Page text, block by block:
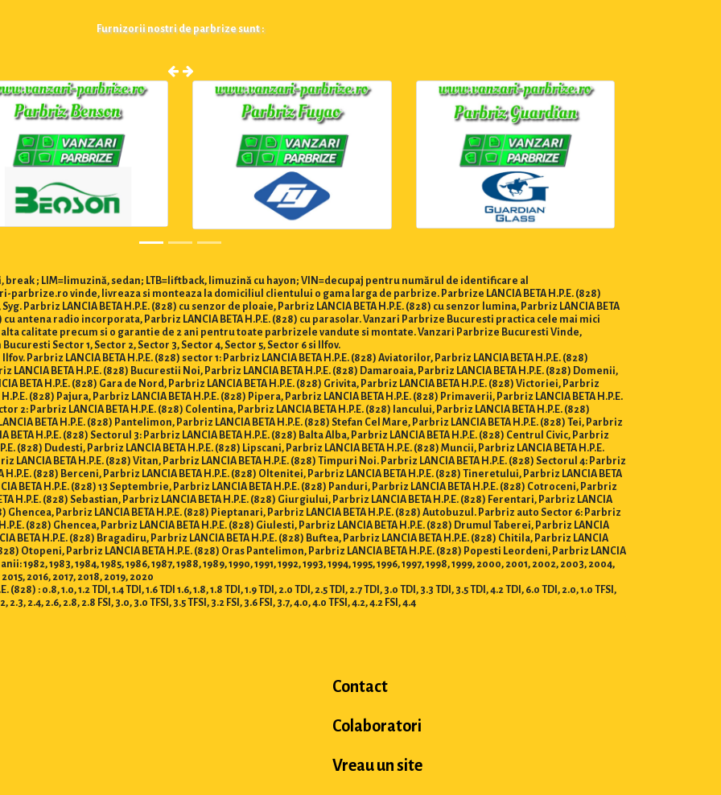
Furnizorii nostri de parbrize sunt :
break ; LIM=limuzină, sedan; LTB=liftback, limuzină cu hayon; VIN=decupaj pentru numărul de identificare al
parbrize.ro vinde, livreaza si monteaza la domiciliul clientului o gama larga de parbrize. Parbrize LANCIA BETA H.P.E. (828)
Parbriz LANCIA BETA H.P.E. (828) cu senzor de ploaie, Parbriz LANCIA BETA H.P.E. (828) cu senzor lumina, Parbriz LANCIA BETA
cu antena radio incorporata, Parbriz LANCIA BETA H.P.E. (828) cu parasolar. Vanzari Parbrize Bucuresti practica cele mai mici
calitate precum si o garantie de 2 ani pentru toate parbrizele vandute si montate. Vanzari Parbrize Bucuresti Vinde,
Sector 1, Sector 2, Sector 3, Sector 4, Sector 5, Sector 6 si Ilfov.
LANCIA BETA H.P.E. (828) sector 1: Parbriz LANCIA BETA H.P.E. (828) Aviatorilor, Parbriz LANCIA BETA H.P.E. (828)
LANCIA BETA H.P.E. (828) Bucurestii Noi, Parbriz LANCIA BETA H.P.E. (828) Damaroaia, Parbriz LANCIA BETA H.P.E. (828) Domenii,
BETA H.P.E. (828) Gara de Nord, Parbriz LANCIA BETA H.P.E. (828) Grivita, Parbriz LANCIA BETA H.P.E. (828) Victoriei, Parbriz
(828) Pajura, Parbriz LANCIA BETA H.P.E. (828) Pipera, Parbriz LANCIA BETA H.P.E. (828) Primaverii, Parbriz LANCIA BETA H.P.E.
2: Parbriz LANCIA BETA H.P.E. (828) Colentina, Parbriz LANCIA BETA H.P.E. (828) Iancului, Parbriz LANCIA BETA H.P.E. (828)
BETA H.P.E. (828) Pantelimon, Parbriz LANCIA BETA H.P.E. (828) Stefan Cel Mare, Parbriz LANCIA BETA H.P.E. (828) Tei, Parbriz
BETA H.P.E. (828) Sectorul 3: Parbriz LANCIA BETA H.P.E. (828) Balta Alba, Parbriz LANCIA BETA H.P.E. (828) Centrul Civic, Parbriz
(828) Dudesti, Parbriz LANCIA BETA H.P.E. (828) Lipscani, Parbriz LANCIA BETA H.P.E. (828) Muncii, Parbriz LANCIA BETA H.P.E.
LANCIA BETA H.P.E. (828) Vitan, Parbriz LANCIA BETA H.P.E. (828) Timpuri Noi. Parbriz LANCIA BETA H.P.E. (828) Sectorul 4: Parbriz
H.P.E. (828) Berceni, Parbriz LANCIA BETA H.P.E. (828) Oltenitei, Parbriz LANCIA BETA H.P.E. (828) Tineretului, Parbriz LANCIA BETA
BETA H.P.E. (828) 13 Septembrie, Parbriz LANCIA BETA H.P.E. (828) Panduri, Parbriz LANCIA BETA H.P.E. (828) Cotroceni, Parbriz
H.P.E. (828) Sebastian, Parbriz LANCIA BETA H.P.E. (828) Giurgiului, Parbriz LANCIA BETA H.P.E. (828) Ferentari, Parbriz LANCIA
Ghencea, Parbriz LANCIA BETA H.P.E. (828) Pieptanari, Parbriz LANCIA BETA H.P.E. (828) Autobuzul. Parbriz auto Sector 6: Parbriz
(828) Ghencea, Parbriz LANCIA BETA H.P.E. (828) Giulesti, Parbriz LANCIA BETA H.P.E. (828) Drumul Taberei, Parbriz LANCIA
BETA H.P.E. (828) Bragadiru, Parbriz LANCIA BETA H.P.E. (828) Buftea, Parbriz LANCIA BETA H.P.E. (828) Chitila, Parbriz LANCIA
Otopeni, Parbriz LANCIA BETA H.P.E. (828) Oras Pantelimon, Parbriz LANCIA BETA H.P.E. (828) Popesti Leordeni, Parbriz LANCIA
1983, 1984, 1985, 1986, 1987, 1988, 1989, 1990, 1991, 1992, 1993, 1994, 1995, 1996, 1997, 1998, 1999, 2000, 2001, 2002, 2003, 2004,
2016, 2017, 2018, 2019, 2020
0.8, 1.0, 1.2 TDI, 1.4 TDI, 1.6 TDI 1.6, 1.8, 1.8 TDI, 1.9 TDI, 2.0 TDI, 2.5 TDI, 2.7 TDI, 3.0 TDI, 3.3 TDI, 3.5 TDI, 4.2 TDI, 6.0 TDI, 2.0, 1.0 TFSI,
2.3, 2.4, 2.6, 2.8, 2.8 FSI, 3.0, 3.0 TFSI, 3.5 TFSI, 3.2 FSI, 3.6 FSI, 3.7, 4.0, 4.0 TFSI, 4.2, 4.2 FSI, 4.4
Contact
Colaboratori
Vreau un site